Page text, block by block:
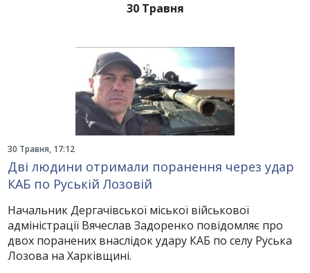
30 Травня
30 Травня, 17:12
Дві людини отримали поранення через удар
КАБ по Руській Лозовій
Начальник Дергачівської міської військової
адміністрації Вячеслав Задоренко повідомляє про
двох поранених внаслідок удару КАБ по селу Руська
Лозова на Харківщині.